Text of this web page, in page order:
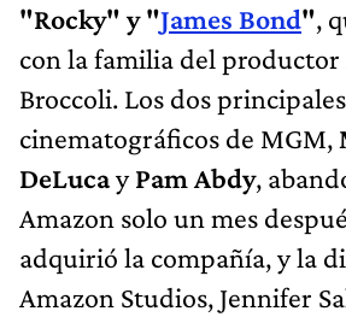
"Rocky" y "James Bond",
con la familia del
Broccoli. Los dos
cinematográficos de MGM,
DeLucayPam Abdy,
Amazon solo un mes
adquirió la compañía, y la
Amazon Studios, Jennifer